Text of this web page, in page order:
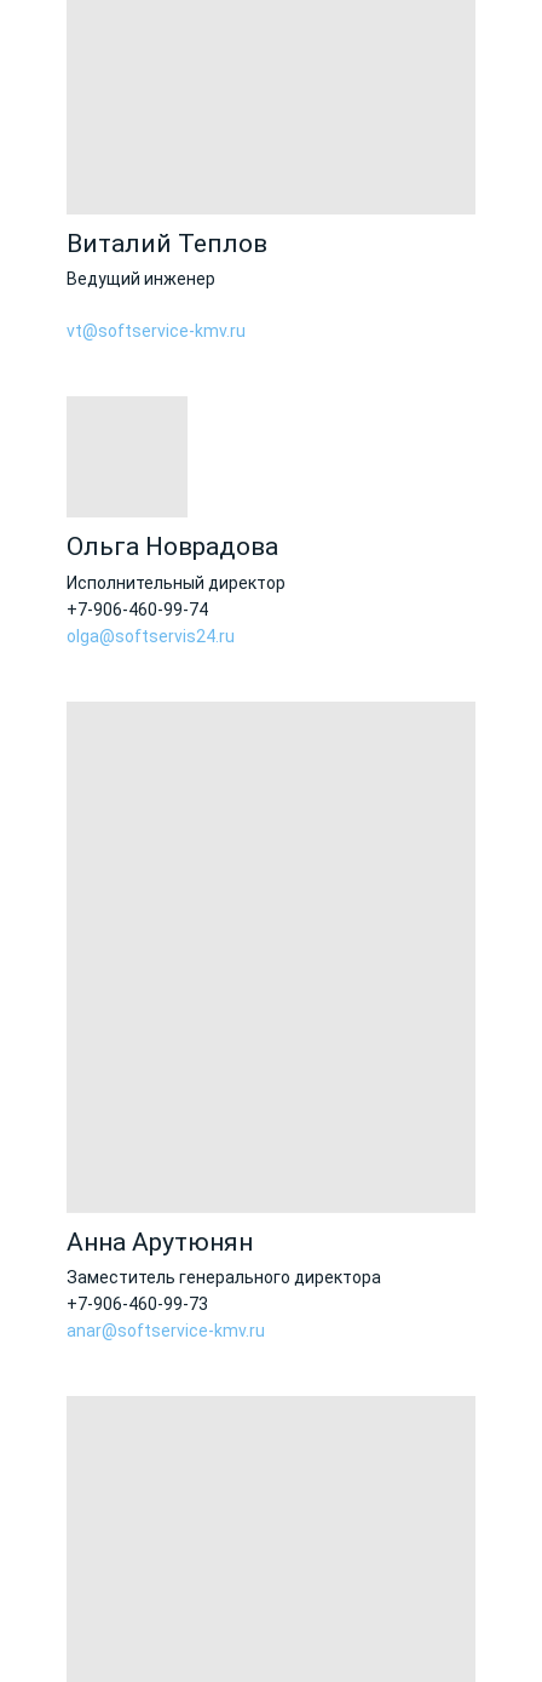
Виталий Теплов
Ведущий инженер
vt@softservice-kmv.ru
Ольга Новрадова
Исполнительный директор
+7-906-460-99-74
olga@softservis24.ru
Анна Арутюнян
Заместитель генерального директора
+7-906-460-99-73
anar@softservice-kmv.ru